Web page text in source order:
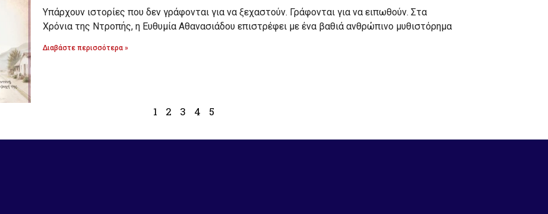
Υπάρχουν ιστορίες που δεν γράφονται για να ξεχαστούν. Γράφονται για να ειπωθούν. Στα
Χρόνια της Ντροπής, η Ευθυμία Αθανασιάδου επιστρέφει με ένα βαθιά ανθρώπινο μυθιστόρημα
Διαβάστε περισσότερα »
1 2 3 4 5